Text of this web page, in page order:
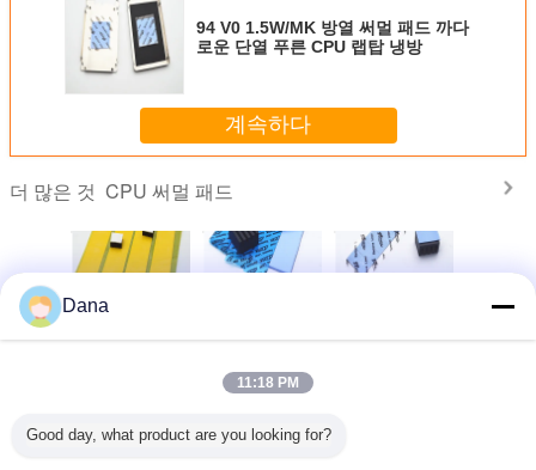
94 V0 1.5W/MK 방열 써멀 패드 까다
로운 단열 푸른 CPU 랩탑 냉방
계속하다
더 많은 것 CPU 써멀 패드
서 AI 서
탁월한
루션용 3.0W/Mk
급을 위한 높은 효
격보충 패드 CPU
패드 파란색 색상
의하여 지도된 단
냉각을 위
Korean
Dana
11:18 PM
Good day, what product are you looking for?